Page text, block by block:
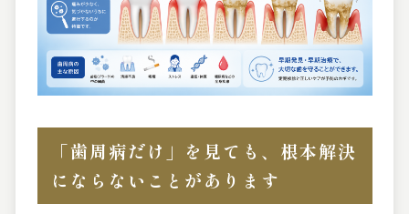
「歯周病だけ」を見ても、根本解決
にならないことがあります